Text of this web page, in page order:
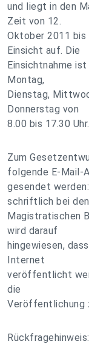
und liegt in den
Zeit von 12.
Oktober 2011
Einsicht auf. Die
Einsichtnahme
Montag,
Dienstag,
Donnerstag von
8.00 bis 17.30 Uhr.
Zum
folgende E-Mail-
gesendet werden:
schriftlich bei den
Magistratischen
wird darauf
hingewiesen,
Internet
veröffentlicht
die
Veröffentlichung
Rückfragehinweis: